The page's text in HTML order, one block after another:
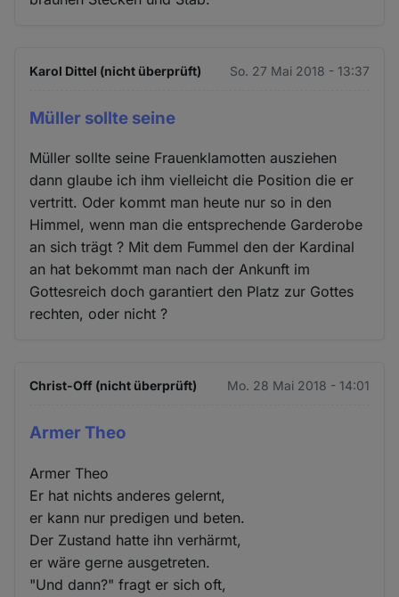
Karol Dittel (nicht überprüft) So. 27 Mai 2018 - 13:37
Müller sollte seine
Müller sollte seine Frauenklamotten ausziehen
dann glaube ich ihm vielleicht die Position die er
vertritt. Oder kommt man heute nur so in den
Himmel, wenn man die entsprechende Garderobe
an sich trägt ? Mit dem Fummel den der Kardinal
an hat bekommt man nach der Ankunft im
Gottesreich doch garantiert den Platz zur Gottes
rechten, oder nicht ?
Christ-Off (nicht überprüft) Mo. 28 Mai 2018 - 14:01
Armer Theo
Armer Theo
Er hat nichts anderes gelernt,
er kann nur predigen und beten.
Der Zustand hatte ihn verhärmt,
er wäre gerne ausgetreten.
"Und dann?" fragt er sich oft,